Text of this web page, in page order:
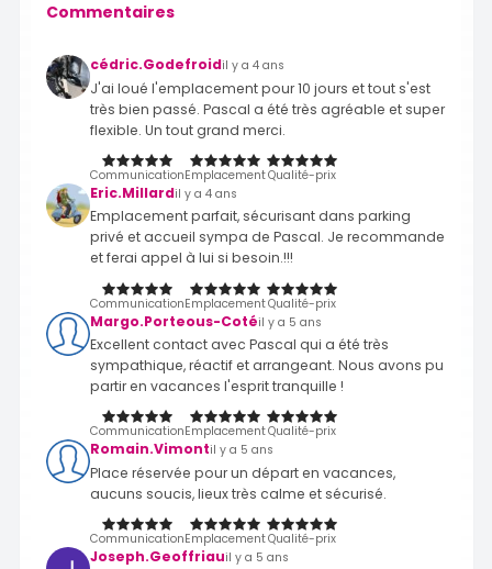
Commentaires
cédric.Godefroidil y a 4 ans
J'ai loué l'emplacement pour 10 jours et tout s'est
très bien passé. Pascal a été très agréable et super
flexible. Un tout grand merci.
CommunicationEmplacementQualité-prix
Eric.Millardil y a 4 ans
Emplacement parfait, sécurisant dans parking
privé et accueil sympa de Pascal. Je recommande
et ferai appel à lui si besoin.!!!
CommunicationEmplacementQualité-prix
Margo.Porteous-Cotéil y a 5 ans
Excellent contact avec Pascal qui a été très
sympathique, réactif et arrangeant. Nous avons pu
partir en vacances l'esprit tranquille !
CommunicationEmplacementQualité-prix
Romain.Vimontil y a 5 ans
Place réservée pour un départ en vacances,
aucuns soucis, lieux très calme et sécurisé.
CommunicationEmplacementQualité-prix
Joseph.Geoffriauil y a 5 ans